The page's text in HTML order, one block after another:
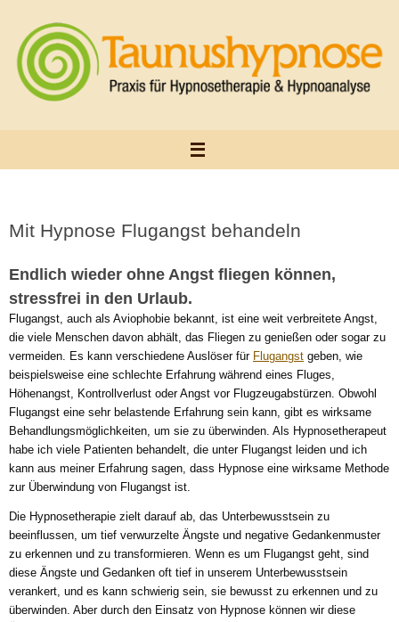
springen
Mit Hypnose Flugangst behandeln
Endlich wieder ohne Angst fliegen können,
stressfrei in den Urlaub.
Flugangst, auch als Aviophobie bekannt, ist eine weit verbreitete Angst,
die viele Menschen davon abhält, das Fliegen zu genießen oder sogar zu
vermeiden. Es kann verschiedene Auslöser für Flugangst geben, wie
beispielsweise eine schlechte Erfahrung während eines Fluges,
Höhenangst, Kontrollverlust oder Angst vor Flugzeugabstürzen. Obwohl
Flugangst eine sehr belastende Erfahrung sein kann, gibt es wirksame
Behandlungsmöglichkeiten, um sie zu überwinden. Als Hypnosetherapeut
habe ich viele Patienten behandelt, die unter Flugangst leiden und ich
kann aus meiner Erfahrung sagen, dass Hypnose eine wirksame Methode
zur Überwindung von Flugangst ist.
Die Hypnosetherapie zielt darauf ab, das Unterbewusstsein zu
beeinflussen, um tief verwurzelte Ängste und negative Gedankenmuster
zu erkennen und zu transformieren. Wenn es um Flugangst geht, sind
diese Ängste und Gedanken oft tief in unserem Unterbewusstsein
verankert, und es kann schwierig sein, sie bewusst zu erkennen und zu
überwinden. Aber durch den Einsatz von Hypnose können wir diese